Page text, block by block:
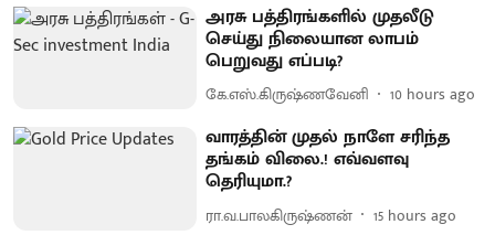
அரசு பத்திரங்களில் முதலீடு
செய்து நிலையான லாபம்
பெறுவது எப்படி?
கே.எஸ்.கிருஷ்ணவேனி 10 hours ago
வாரத்தின் முதல் நாளே சரிந்த
தங்கம் விலை.! எவ்வளவு
தெரியுமா.?
ரா.வ.பாலகிருஷ்ணன் 15 hours ago